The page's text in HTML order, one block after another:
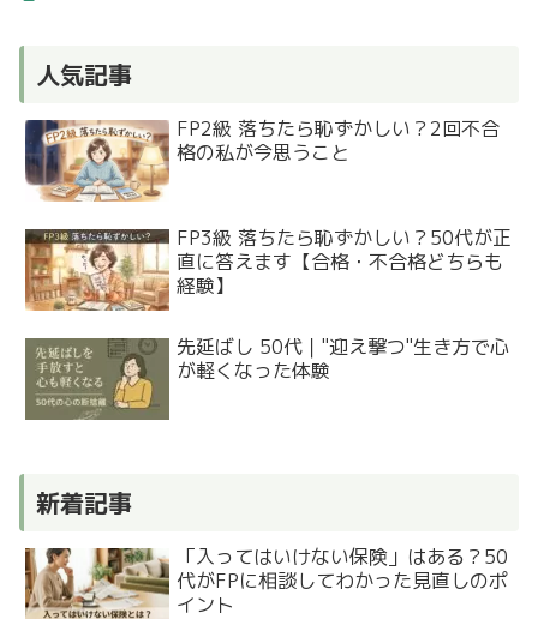
人気記事
FP2級 落ちたら恥ずかしい？2回不合
格の私が今思うこと
FP3級 落ちたら恥ずかしい？50代が正
直に答えます【合格・不合格どちらも
経験】
先延ばし 50代｜"迎え撃つ"生き方で心
が軽くなった体験
新着記事
「入ってはいけない保険」はある？50
代がFPに相談してわかった見直しのポ
イント